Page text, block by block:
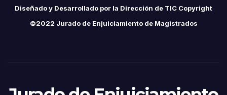
Diseñado y Desarrollado por la Dirección de TIC Copyright
©2022 Jurado de Enjuiciamiento de Magistrados